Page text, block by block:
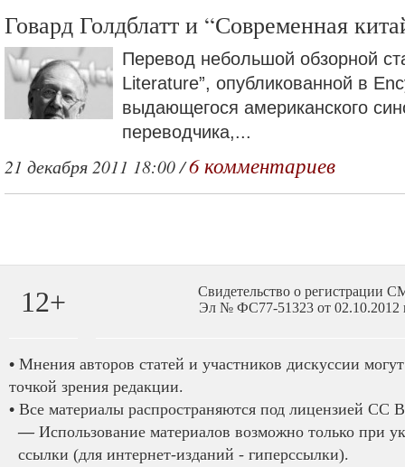
Говард Голдблатт и “Современная
Перевод небольшой обзорной
Literature”, опубликованной в
выдающегося американского
переводчика,...
21 декабря 2011 18:00 /6 комментариев
12+
Свидетельство о регистрации
Эл № ФС77-51323 от 02.10.2012
• Мнения авторов статей и участников дискуссии
точкой зрения редакции.
• Все материалы распространяются под лицензией CC
—Использование материалов возможно только при
ссылки (для интернет-изданий - гиперссылки).